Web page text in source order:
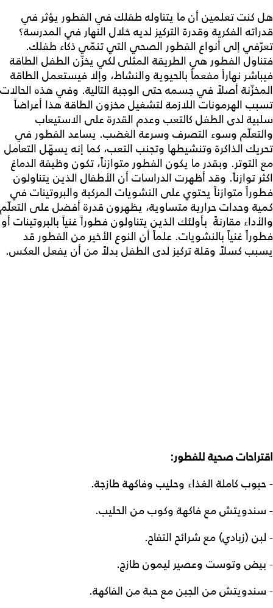
هل كنت تعلمين أن ما يتناوله طفلك في الفطور يؤثر في
قدراته الفكرية وقدرة التركيز لديه خلال النهار في المدرسة؟
تعرّفي إلى أنواع الفطور الصحي التي تنمّي ذكاء طفلك.
فتناول الفطور هي الطريقة المثلى لكي يخزّن الطفل الطاقة
فيباشر نهاراً مفعماً بالحيوية والنشاط، وإلا فيستعمل الطاقة
المخزّنة أصلاً في جسمه حتى الوجبة التالية. وفي هذه الحالات
تسبب الهرمونات اللازمة لتشغيل مخزون الطاقة هذا أعراضاً
سلبية لدى الطفل كالتعب وعدم القدرة على الاستيعاب
والتعلّم وسوء التصرف وسرعة الغضب. يساعد الفطور في
تحريك الذاكرة وتنشيطها وتجنب التعب، كما إنه يسهّل التعامل
مع التوتر. وبقدر ما يكون الفطور متوازناً، تكون وظيفة الدماغ
اكثر توازناً. وقد أظهرت الدراسات أن الأطفال الذين يتناولون
فطوراً متوازناً يحتوي على النشويات المركبة والبروتينات في
كمية وحدات حرارية متساوية، يظهرون قدرة أفضل على التعلّم
والأداء مقارنةً بأولئك الذين يتناولون فطوراً غنياً بالبروتينات أو
فطوراً غنياً بالنشويات. علماً أن النوع الأخير من الفطور قد
يسبب كسلاً وقلة تركيز لدى الطفل بدلاً من أن يفعل العكس.
اقتراحات صحية للفطور:
- حبوب كاملة الغذاء وحليب وفاكهة طازجة.
- سندويتش مع فاكهة وكوب من الحليب.
- لبن (زبادي) مع شرائح التفاح.
- بيض وتوست وعصير ليمون طازج.
- سندويتش من الجبن مع حبة من الفاكهة.